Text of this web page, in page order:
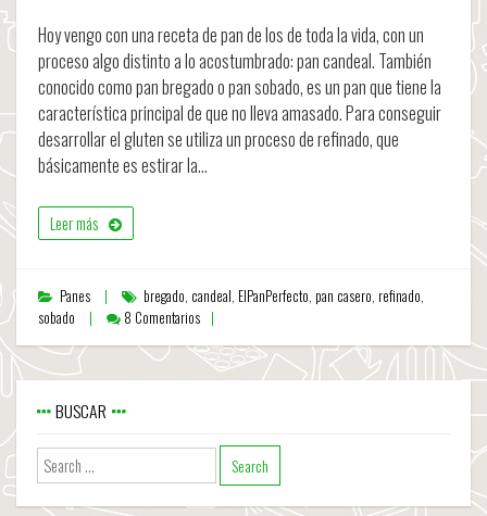
Hoy vengo con una receta de pan de los de toda la vida, con un
proceso algo distinto a lo acostumbrado: pan candeal. También
conocido como pan bregado o pan sobado, es un pan que tiene la
característica principal de que no lleva amasado. Para conseguir
desarrollar el gluten se utiliza un proceso de refinado, que
básicamente es estirar la…
Leer más
Panes bregado, candeal, ElPanPerfecto, pan casero, refinado,
sobado
8 Comentarios
BUSCAR